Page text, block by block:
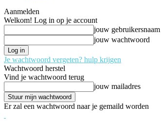
Aanmelden
Welkom! Log in op je account
jouw gebruikersnaam
jouw wachtwoord
Je wachtwoord vergeten? hulp krijgen
Wachtwoord herstel
Vind je wachtwoord terug
jouw mailadres
Er zal een wachtwoord naar je gemaild worden